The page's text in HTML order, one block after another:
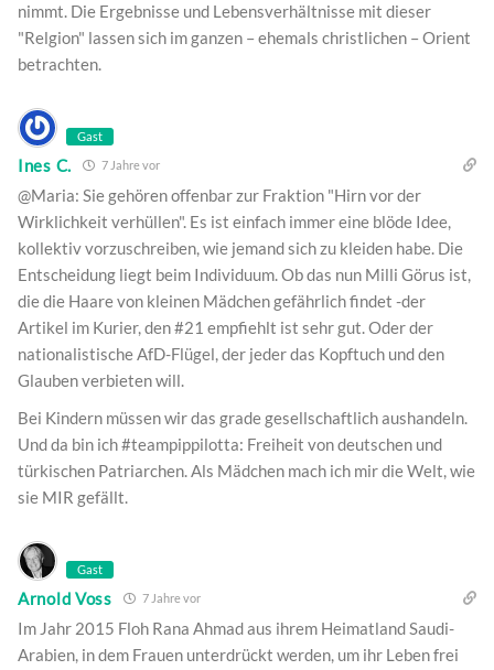
nimmt. Die Ergebnisse und Lebensverhältnisse mit dieser
"Relgion" lassen sich im ganzen – ehemals christlichen – Orient
betrachten.
Gast
Ines C. 7 Jahre vor
@Maria: Sie gehören offenbar zur Fraktion "Hirn vor der
Wirklichkeit verhüllen". Es ist einfach immer eine blöde Idee,
kollektiv vorzuschreiben, wie jemand sich zu kleiden habe. Die
Entscheidung liegt beim Individuum. Ob das nun Milli Görus ist,
die die Haare von kleinen Mädchen gefährlich findet -der
Artikel im Kurier, den #21 empfiehlt ist sehr gut. Oder der
nationalistische AfD-Flügel, der jeder das Kopftuch und den
Glauben verbieten will.
Bei Kindern müssen wir das grade gesellschaftlich aushandeln.
Und da bin ich #teampippilotta: Freiheit von deutschen und
türkischen Patriarchen. Als Mädchen mach ich mir die Welt, wie
sie MIR gefällt.
Gast
Arnold Voss 7 Jahre vor
Im Jahr 2015 Floh Rana Ahmad aus ihrem Heimatland Saudi-
Arabien, in dem Frauen unterdrückt werden, um ihr Leben frei